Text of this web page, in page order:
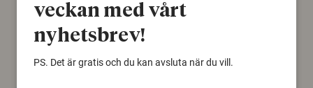
Arkeologi
veckan med vårt
nyhetsbrev!
PS. Det är gratis och du kan avsluta när du vill.